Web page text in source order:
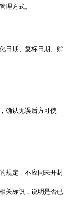
理方式。
日期、复标日期、贮
确认无误后方可使
规定，不应同未开封
关标识，说明是否已